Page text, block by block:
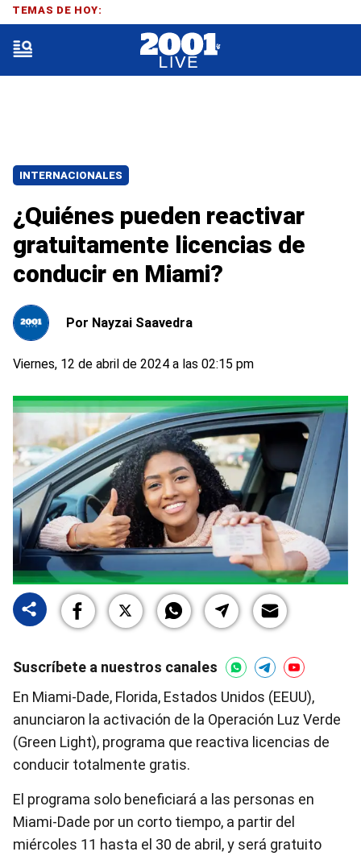
INTERNACIONALES
¿Quiénes pueden reactivar
gratuitamente licencias de
conducir en Miami?
Por Nayzai Saavedra
Viernes, 12 de abril de 2024 a las 02:15 pm
Suscríbete a nuestros canales
En Miami-Dade, Florida, Estados Unidos (EEUU),
anunciaron la activación de la Operación Luz Verde
(Green Light), programa que reactiva licencias de
conducir totalmente gratis.
El programa solo beneficiará a las personas en
Miami-Dade por un corto tiempo, a partir del
miércoles 11 hasta el 30 de abril, y será gratuito
TEMAS DE HOY: